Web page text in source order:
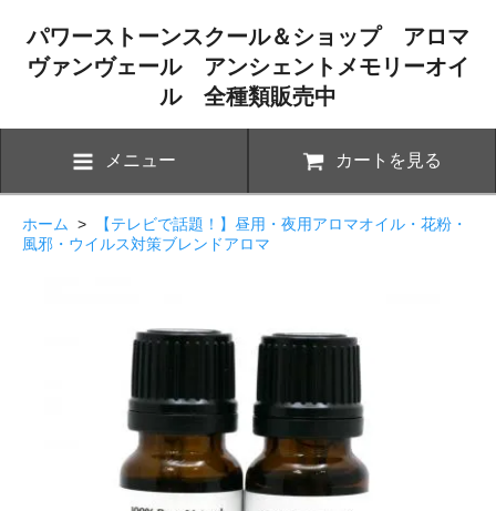
パワーストーンスクール＆ショップ アロマ
ヴァンヴェール アンシェントメモリーオイ
ル 全種類販売中
メニュー カートを見る
ホーム >
【テレビで話題！】昼用・夜用アロマオイル・花粉・
風邪・ウイルス対策ブレンドアロマ